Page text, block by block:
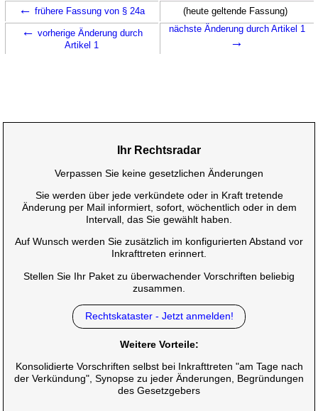
← frühere Fassung von § 24a (heute geltende Fassung)
← vorherige Änderung durch
Artikel 1
nächste Änderung durch Artikel 1
→
Ihr Rechtsradar
Verpassen Sie keine gesetzlichen Änderungen
Sie werden über jede verkündete oder in Kraft tretende
Änderung per Mail informiert, sofort, wöchentlich oder in dem
Intervall, das Sie gewählt haben.
Auf Wunsch werden Sie zusätzlich im konfigurierten Abstand vor
Inkrafttreten erinnert.
Stellen Sie Ihr Paket zu überwachender Vorschriften beliebig
zusammen.
Rechtskataster - Jetzt anmelden!
Weitere Vorteile:
Konsolidierte Vorschriften selbst bei Inkrafttreten "am Tage nach
der Verkündung", Synopse zu jeder Änderungen, Begründungen
des Gesetzgebers